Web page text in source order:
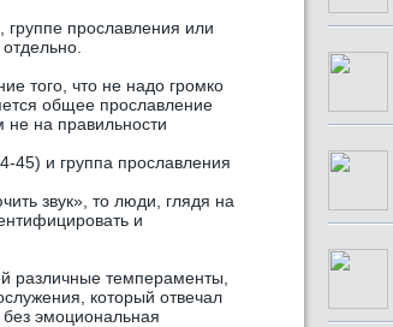
прославления или
того, что не надо громко
общее прославление
не на правильности
45) и группа прославления
звук», то люди, глядя на
и
различные темпераменты,
который отвечал
эмоциональная